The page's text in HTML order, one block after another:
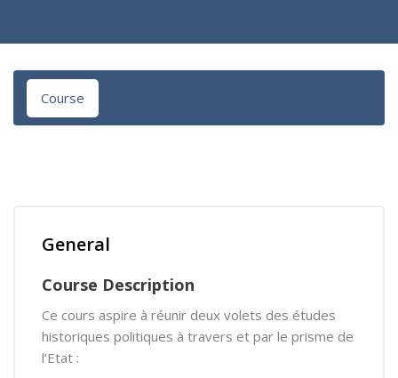
Course
General
Course Description
Ce cours aspire à réunir deux volets des études
historiques politiques à travers et par le prisme de
l’Etat :